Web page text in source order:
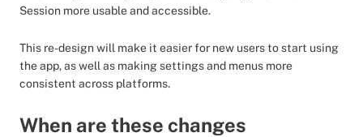
Session more usable and accessible.
This re-design will make it easier for new users to start using
the app, as well as making settings and menus more
consistent across platforms.
When are these changes